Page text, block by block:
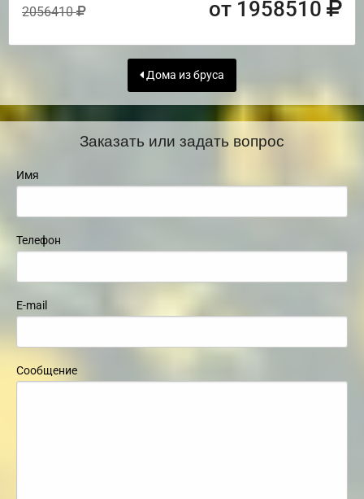
2056410 от 1958510
Дома из бруса
Заказать или задать вопрос
Имя
Телефон
E-mail
Сообщение